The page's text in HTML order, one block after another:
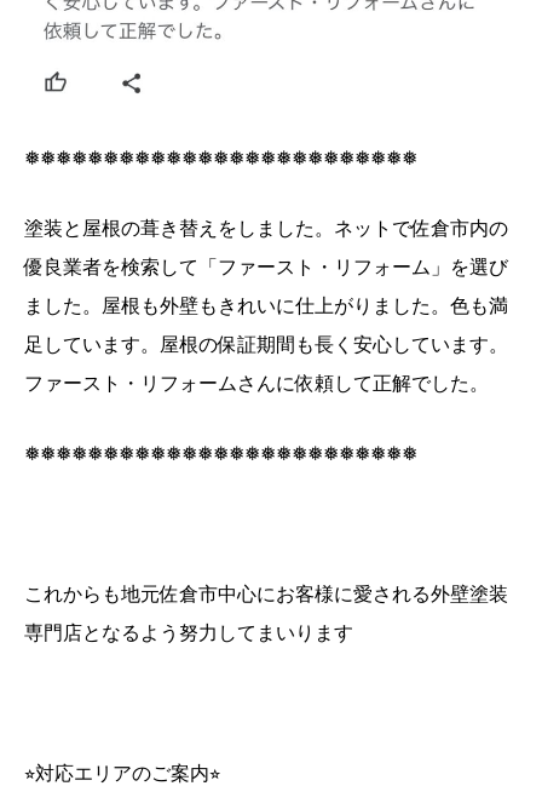
❅❅❅❅❅❅❅❅❅❅❅❅❅❅❅❅❅❅❅❅❅❅❅❅❅
塗装と屋根の葺き替えをしました。ネットで佐倉市内の
優良業者を検索して「ファースト・リフォーム」を選び
ました。屋根も外壁もきれいに仕上がりました。色も満
足しています。屋根の保証期間も長く安心しています。
ファースト・リフォームさんに依頼して正解でした。
❅❅❅❅❅❅❅❅❅❅❅❅❅❅❅❅❅❅❅❅❅❅❅❅❅
これからも地元佐倉市中心にお客様に愛される外壁塗装
専門店となるよう努力してまいります
⭐︎対応エリアのご案内⭐︎